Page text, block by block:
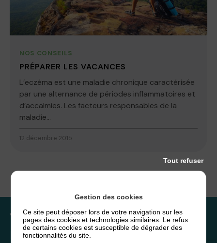
NOS CONSEILS
PRÉPARER LES VACANCES
L’eczéma est une maladie chronique caractérisée
par une alternance de périodes inflammatoires et
d’accalmies. Les facteurs responsables de la
maladie...
12 décembre 2015
Vous souhaitez rejoindre
l’association ou faire un don ?
Gestion des cookies
Ce site peut déposer lors de votre navigation sur les
pages des cookies et technologies similaires. Le refus
de certains cookies est susceptible de dégrader des
fonctionnalités du site.
Tout refuser